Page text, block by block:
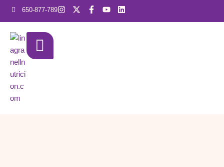
650-877-789